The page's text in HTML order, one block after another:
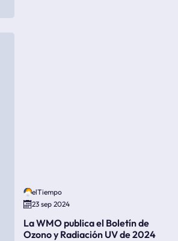
elTiempo
23 sep 2024
La WMO publica el Boletín de
Ozono y Radiación UV de 2024